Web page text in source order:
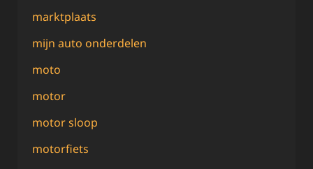
marktplaats
mijn auto onderdelen
moto
motor
motor sloop
motorfiets